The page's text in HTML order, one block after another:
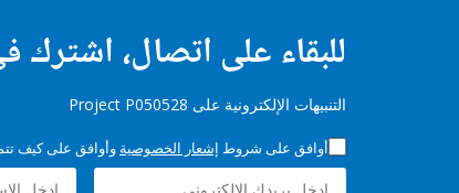
للبقاء على اتصال، اشترك
التنبيهات الإلكترونية على Project P050528
أوافق على شروط إشعار الخصوصية وأوافق على كيف تتم